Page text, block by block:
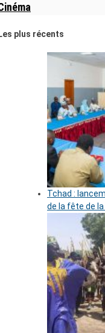
Les plus récents
Tchad :
de la fête de